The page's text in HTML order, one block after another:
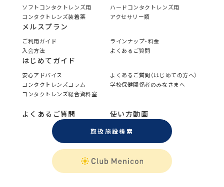
ソフトコンタクトレンズ用
ハードコンタクトレンズ用
コンタクトレンズ装着薬
アクセサリー類
メルスプラン
ご利用ガイド
ラインナップ・料金
入会方法
よくあるご質問
はじめてガイド
安心アドバイス
よくあるご質問（はじめての方へ）
コンタクトレンズコラム
学校保健関係者のみなさまへ
コンタクトレンズ総合資料室
よくあるご質問 使い方動画
取扱施設検索